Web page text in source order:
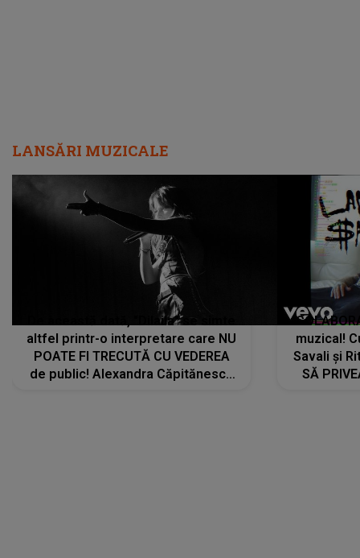
LANSĂRI MUZICALE
De această dată, "Dilaila" se simte
altfel printr-o interpretare care NU
POATE FI TRECUTĂ CU VEDEREA
de public! Alexandra Căpitănescu
muzical!
Savali și
SĂ